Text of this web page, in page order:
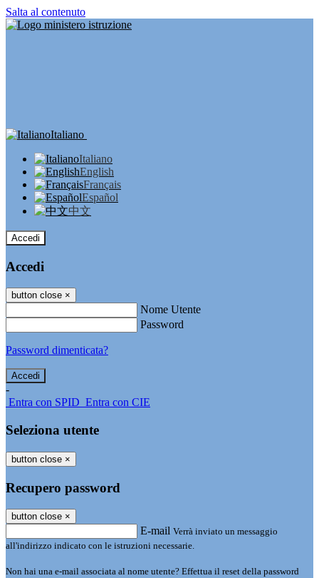
Salta al contenuto
Italiano
Italiano
English
Français
Español
中文
Accedi
Accedi
button close ×
Nome Utente
Password
Password dimenticata?
-
Entra con SPID Entra con CIE
Seleziona utente
button close ×
Recupero password
button close ×
E-mail Verrà inviato un messaggio
all'indirizzo indicato con le istruzioni necessarie.
Non hai una e-mail associata al nome utente? Effettua il reset della password